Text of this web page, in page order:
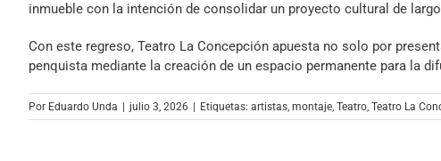
inmueble con la intención de consolidar un proyecto cultural de
Con este regreso, Teatro La Concepción apuesta no solo por
penquista mediante la creación de un espacio permanente para la
Por Eduardo Unda julio 3, 2026 Etiquetas: artistas, montaje, Teatro, Teatro La